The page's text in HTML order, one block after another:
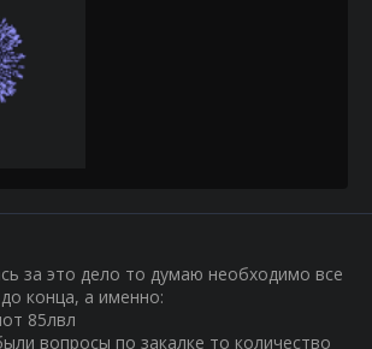
за это дело то думаю необходимо все
конца, а именно:
85лвл
вопросы по закалке то количество